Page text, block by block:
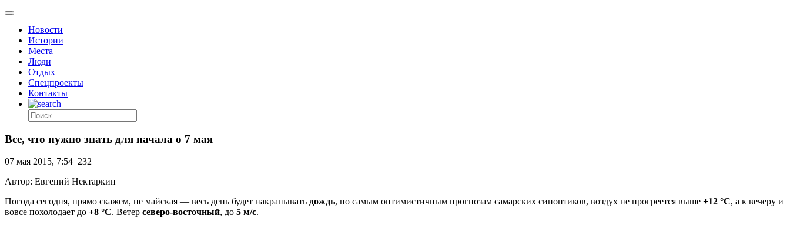
Новости
Истории
Места
Люди
Отдых
Спецпроекты
Контакты
Все, что нужно знать для начала о 7 мая
07 мая 2015, 7:54 232
Автор: Евгений Нектаркин
Погода сегодня, прямо скажем, не майская — весь день будет накрапывать дождь, по самым оптимистичным прогнозам самарских синоптиков, воздух не прогреется выше +12 °C, а к вечеру и
вовсе похолодает до +8 °C. Ветер северо-восточный, до 5 м/с.